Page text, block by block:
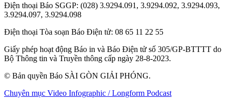
Điện thoại Báo SGGP: (028) 3.9294.091, 3.9294.092, 3.9294.093,
3.9294.097, 3.9294.098
Điện thoại Tòa soạn Báo Điện tử: 08 65 11 22 55
Giấy phép hoạt động Báo in và Báo Điện tử số 305/GP-BTTTT do
Bộ Thông tin và Truyền thông cấp ngày 28-8-2023.
© Bản quyền Báo SÀI GÒN GIẢI PHÓNG.
Chuyên mục Video Infographic / Longform Podcast